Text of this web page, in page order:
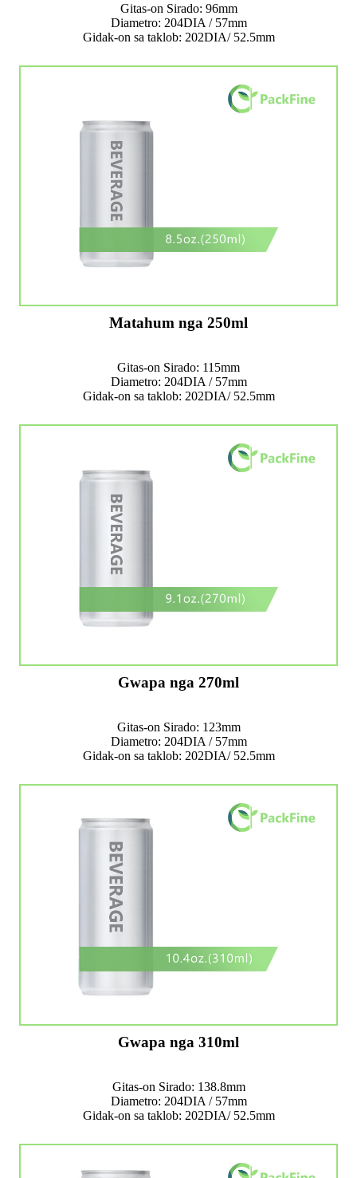
Gitas-on Sirado: 96mm
Diametro: 204DIA / 57mm
Gidak-on sa taklob: 202DIA/ 52.5mm
Matahum nga 250ml
Gitas-on Sirado: 115mm
Diametro: 204DIA / 57mm
Gidak-on sa taklob: 202DIA/ 52.5mm
Gwapa nga 270ml
Gitas-on Sirado: 123mm
Diametro: 204DIA / 57mm
Gidak-on sa taklob: 202DIA/ 52.5mm
Gwapa nga 310ml
Gitas-on Sirado: 138.8mm
Diametro: 204DIA / 57mm
Gidak-on sa taklob: 202DIA/ 52.5mm